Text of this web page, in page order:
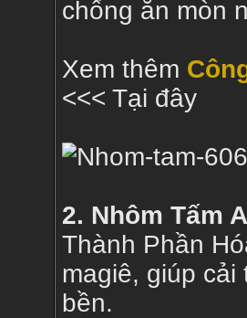
chống ăn mòn
Xem thêm
<<< Tại đây
2. Nhôm Tấm
Thành Phần
magiê, giúp
bền.